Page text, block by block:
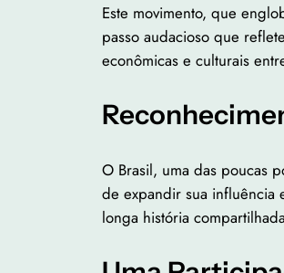
Este movimento, que
passo audacioso que
econômicas e culturais
O Brasil, uma das poucas
de expandir sua influência
longa história